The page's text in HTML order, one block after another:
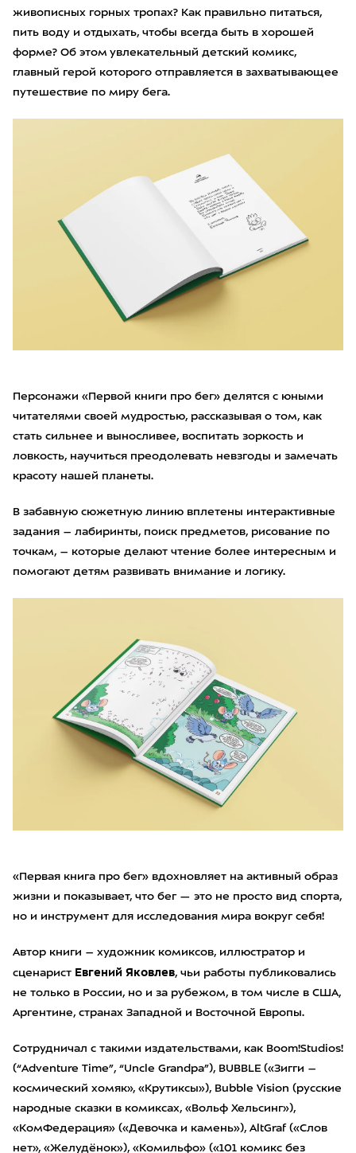
живописных горных тропах? Как правильно питаться,
пить воду и отдыхать, чтобы всегда быть в хорошей
форме? Об этом увлекательный детский комикс,
главный герой которого отправляется в захватывающее
путешествие по миру бега.
Персонажи «Первой книги про бег» делятся с юными
читателями своей мудростью, рассказывая о том, как
стать сильнее и выносливее, воспитать зоркость и
ловкость, научиться преодолевать невзгоды и замечать
красоту нашей планеты.
В забавную сюжетную линию вплетены интерактивные
задания – лабиринты, поиск предметов, рисование по
точкам, – которые делают чтение более интересным и
помогают детям развивать внимание и логику.
«Первая книга про бег» вдохновляет на активный образ
жизни и показывает, что бег — это не просто вид спорта,
но и инструмент для исследования мира вокруг себя!
Автор книги – художник комиксов, иллюстратор и
сценарист Евгений Яковлев, чьи работы публиковались
не только в России, но и за рубежом, в том числе в США,
Аргентине, странах Западной и Восточной Европы.
Сотрудничал с такими издательствами, как Boom!Studios!
(“Adventure Time”, “Uncle Grandpa”), BUBBLE («Зигги –
космический хомяк», «Крутиксы»), Bubble Vision (русские
народные сказки в комиксах, «Вольф Хельсинг»),
«КомФедерация» («Девочка и камень»), AltGraf («Слов
нет», «Желудёнок»), «Комильфо» («101 комикс без